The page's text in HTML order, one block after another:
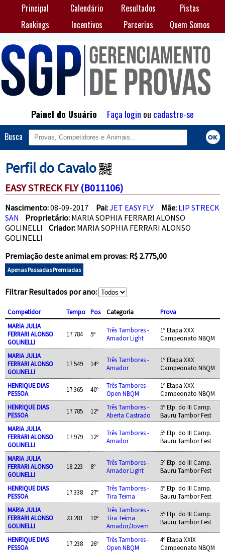
Principal Calendário Resultados
Pistas
Rankings
Incentivos Parcerias Quem Somos
Painel do Usuário Faça login ou cadastre-se
Busca
Perfil do Cavalo
EASY STRECK FLY (B011106)
Nascimento:08-09-2017 Pai:JET EASY FLY Mãe: LIP STRECK
SAN
Proprietário: MARIA SOPHIA FERRARI ALONSO
GOLINELLI Criador: MARIA SOPHIA FERRARI ALONSO
GOLINELLI
Premiação deste animal em provas: R$ 2.775,00
Apenas Passadas Premiadas
Filtrar Resultados por ano:
Competidor Tempo Pos Categoria
Prova
MARIA JULIA
FERRARI ALONSO
GOLINELLI
17.784 5º
Três Tambores -
Amador Light
1º Etapa XXX
Campeonato NBQM
MARIA JULIA
FERRARI ALONSO
GOLINELLI
17.549 14º
Três Tambores -
Amador
1º Etapa XXX
Campeonato NBQM
HENRIQUE DIAS
PESSOA
17.365 40º
Três Tambores -
Open NBQM
1º Etapa XXX
Campeonato NBQM
HENRIQUE DIAS
PESSOA
17.785 12º
Três Tambores -
Aberta Castrado
5º Etp. do III Camp.
Bauru Tambor Fest
MARIA JULIA
FERRARI ALONSO
GOLINELLI
17.979 12º
Três Tambores -
Amador
5º Etp. do III Camp.
Bauru Tambor Fest
MARIA JULIA
FERRARI ALONSO
GOLINELLI
18.223 8º
Três Tambores -
Amador Light
5º Etp. do III Camp.
Bauru Tambor Fest
HENRIQUE DIAS
PESSOA
17.338 27º
Três Tambores -
Tira Teima
5º Etp. do III Camp.
Bauru Tambor Fest
MARIA JULIA
FERRARI ALONSO
GOLINELLI
23.281 10º
Três Tambores -
Tira Teima
Amador/Jovem
5º Etp. do III Camp.
Bauru Tambor Fest
HENRIQUE DIAS
PESSOA
17.238 26º
Três Tambores -
Open NBQM
4º Etapa XXIX
Campeonato NBQM